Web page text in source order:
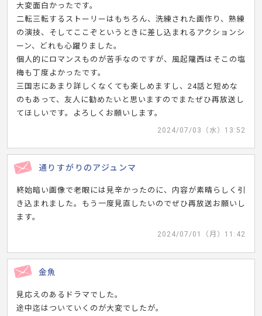
大変面白かったです。
二転三転するストーリーはもちろん、洗練された画作り、熟練
の演技、そしてここぞというときに差し込まれるアクションシ
ーン、どれも心躍りました。
個人的にロマンスものが苦手なのですが、風起隴西はそこの塩
梅も丁度よかったです。
三国志にあまり詳しくなくても楽しめますし、24話と短めな
のもあって、友人に勧めたいと思いますのでまたぜひ再放送し
てほしいです。よろしくお願いします。
2024/07/03（水）13:52
通りすがりのアジュンマ
終始暗い画像で老眼には見辛かったのに、内容が素晴らしく引
き込まれました。もう一度見直したいのでぜひ再放送お願いし
ます。
2024/07/01（月）11:42
金魚
見応えのあるドラマでした。
途中迄はついていくのが大変でしたが。